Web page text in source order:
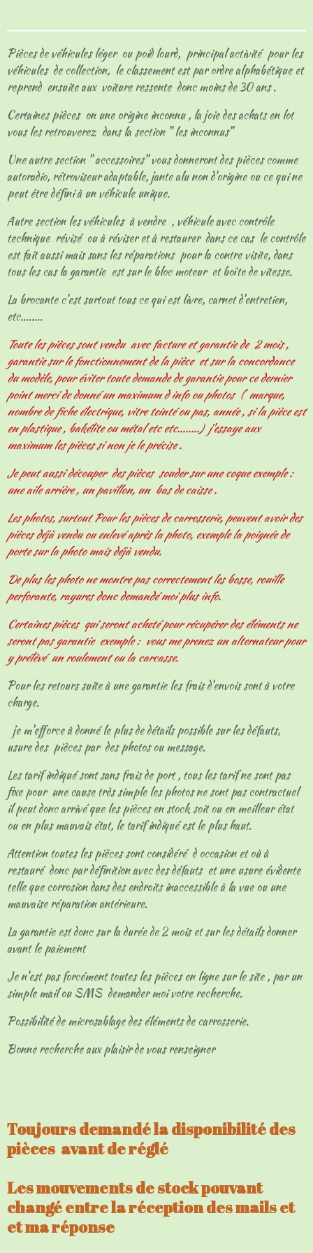
g
r
g
r
g
r
g
r
Pièces de véhicules léger ou poid lourd, principal activité pour les
véhicules de collection, le classement est par ordre alphabétique et
reprend ensuite aux voiture ressente donc moins de 30 ans .
Certaines pièces on une origine inconnu , la joie des achats en lot
vous les retrouverez dans la section " les inconnus"
Une autre section " accessoires" vous donneront des pièces comme
autoradio, rétroviseur adaptable, jante alu non d'origine ou ce qui ne
peut être défini à un véhicule unique.
Autre section les véhicules à vendre , véhicule avec contrôle
technique révisé ou à réviser et à restaurer dans ce cas le contrôle
est fait aussi mais sans les réparations pour la contre visite, dans
tous les cas la garantie est sur le bloc moteur et boîte de vitesse.
La brocante c'est surtout tous ce qui est livre, carnet d'entretien,
etc........
Toute les pièces sont vendu avec facture et garantie de 2 mois ,
garantie sur le fonctionnement de la pièce et sur la concordance
du modèle, pour éviter toute demande de garantie pour ce dernier
point merci de donné un maximum d info ou photos ( marque,
nombre de fiche électrique, vitre teinté ou pas, année , si la pièce est
en plastique , bakélite ou métal etc etc........) j'essaye aux
maximum les pièces si non je le précise .
Je peut aussi découper des pièces souder sur une coque exemple :
une aile arrière , un pavillon, un bas de caisse .
Les photos, surtout Pour les pièces de carrosserie, peuvent avoir des
pièces déjà vendu ou enlevé après la photo, exemple la poignée de
porte sur la photo mais déjà vendu.
De plus les photo ne montre pas correctement les bosse, rouille
perforante, rayures donc demandé moi plus info.
Certaines pièces qui seront acheté pour récupérer des éléments ne
seront pas garantie exemple : vous me prenez un alternateur pour
y prélèvé un roulement ou la carcasse.
Pour les retours suite à une garantie les frais d'envois sont à votre
charge.
je m'efforce à donné le plus de détails possible sur les défauts,
usure des pièces par des photos ou message.
Les tarif indiqué sont sans frais de port , tous les tarif ne sont pas
fixe pour une cause très simple les photos ne sont pas contractuel
il peut donc arrivé que les pièces en stock soit ou en meilleur état
ou en plus mauvais état, le tarif indiqué est le plus haut.
Attention toutes les pièces sont considéré d occasion et où à
restauré donc par définition avec des défauts et une usure évidente
telle que corrosion dans des endroits inaccessible à la vue ou une
mauvaise réparation antérieure.
La garantie est donc sur la durée de 2 mois et sur les détails donner
avant le paiement
Je n'est pas forcément toutes les pièces en ligne sur le site , par un
simple mail ou SMS demander moi votre recherche.
Possibilité de microsablage des éléments de carrosserie.
Bonne recherche aux plaisir de vous renseigner
Toujours demandé la disponibilité des
pièces avant de réglé
Les mouvements de stock pouvant
changé entre la réception des mails et
et ma réponse